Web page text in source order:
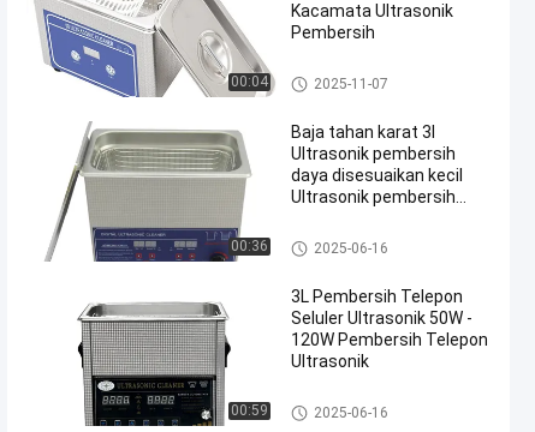
00:04
Kacamata Ultrasonik
Pembersih
Pembersih Ultrasonik Komersi
al
2025-11-07
00:36
Baja tahan karat 3l
Ultrasonik pembersih
daya disesuaikan kecil
Ultrasonik pembersih
Pembersih Ultrasonik Komersi
al
2025-06-16
00:59
3L Pembersih Telepon
Seluler Ultrasonik 50W -
120W Pembersih Telepon
Ultrasonik
Pembersih Ultrasonik Komersi
al
2025-06-16